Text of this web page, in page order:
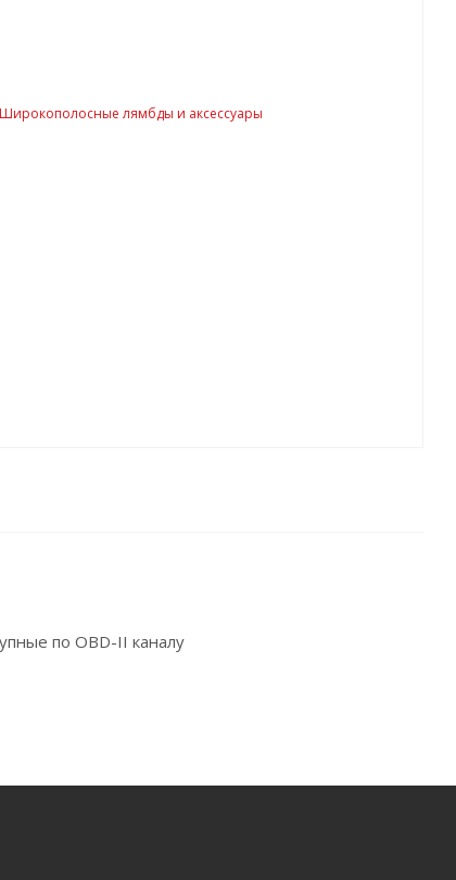
Широкополосные лямбды и аксессуары
по OBD-II каналу